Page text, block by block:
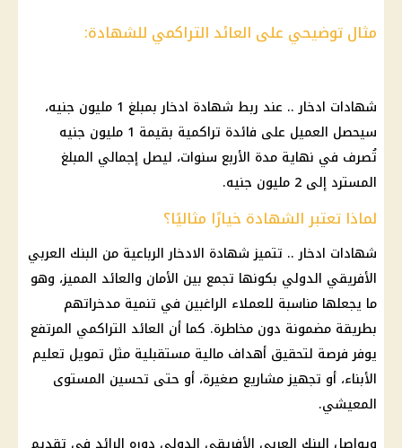
مثال توضيحي على العائد التراكمي للشهادة:
شهادات ادخار.. عند ربط شهادة ادخار
بمبلغ 1 مليون جنيه،
سيحصل العميل على فائدة
تراكمية بقيمة 1 مليون جنيه
تُصرف في نهاية مدة الأربع سنوات، ليصل إجمالي المبلغ
المسترد إلى 2 مليون جنيه.
لماذا تعتبر الشهادة خيارًا مثاليًا؟
شهادات ادخار.. تتميزشهادة الادخار الرباعية من البنك العربي
الأفريقي الدولي بكونها تجمع بين الأمان والعائد المميز، وهو
ما يجعلها مناسبة للعملاء الراغبين في تنمية مدخراتهم
بطريقة مضمونة دون مخاطرة. كما أن العائد التراكمي المرتفع
يوفر فرصة لتحقيق أهداف مالية مستقبلية مثل تمويل تعليم
الأبناء، أو تجهيز مشاريع صغيرة، أو حتى تحسين المستوى
المعيشي.